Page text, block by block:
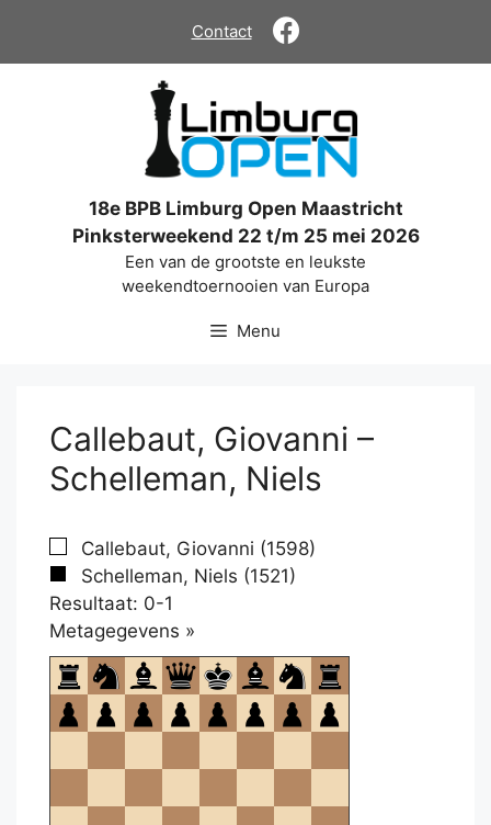
de
Contact
18e BPB Limburg Open Maastricht
Pinksterweekend 22 t/m 25 mei 2026
Een van de grootste en leukste
weekendtoernooien van Europa
Menu
Callebaut, Giovanni –
Schelleman, Niels
Callebaut, Giovanni (1598)
Schelleman, Niels (1521)
Resultaat: 0-1
Metagegevens »
om
te
openen.